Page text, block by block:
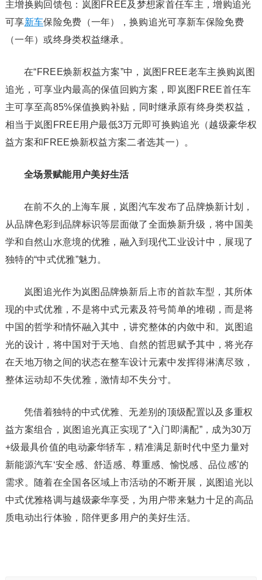
主增换购回馈包：岚图FREE及梦想家首任车主，增购追光
可享新车保险免费（一年），换购追光可享新车保险免费
（一年）或终身类权益继承。
在“FREE焕新权益方案”中，岚图FREE老车主换购岚图
追光，可享业内最高的保值回购方案，即岚图FREE首任车
主可享至高85%保值换购补贴，同时继承原有终身类权益，
相当于岚图FREE用户最低3万元即可换购追光（越级豪华权
益方案和FREE焕新权益方案二者选其一）。
全场景赋能用户美好生活
在前不久的上海车展，岚图汽车发布了品牌焕新计划，
从品牌色彩到品牌标识等层面做了全面焕新升级，将中国美
学和自然山水意境的优雅，融入到现代工业设计中，展现了
独特的“中式优雅”魅力。
岚图追光作为岚图品牌焕新后上市的首款车型，其所体
现的中式优雅，不是将中式元素及符号简单的堆砌，而是将
中国的哲学和情怀融入其中，讲究整体的内敛中和。岚图追
光的设计，将中国对于天地、自然的哲思赋予其中，将光存
在天地万物之间的状态在整车设计元素中发挥得淋漓尽致，
整体运动却不失优雅，激情却不失分寸。
凭借着独特的中式优雅、无差别的顶级配置以及多重权
益方案组合，岚图追光真正实现了“入门即满配”，成为30万
+级最具价值的电动豪华轿车，精准满足新时代中坚力量对
新能源汽车‘安全感、舒适感、尊重感、愉悦感、品位感’的
需求。随着在全国各区域上市活动的不断开展，岚图追光以
中式优雅格调与越级豪华享受，为用户带来魅力十足的高品
质电动出行体验，陪伴更多用户的美好生活。